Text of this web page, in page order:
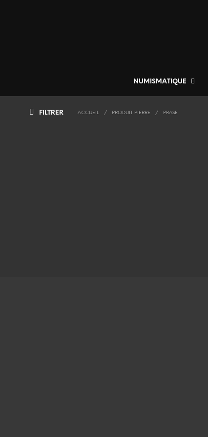
NUMISMATIQUE
FILTRER ACCUEIL / PRODUIT PIERRE / PRASE